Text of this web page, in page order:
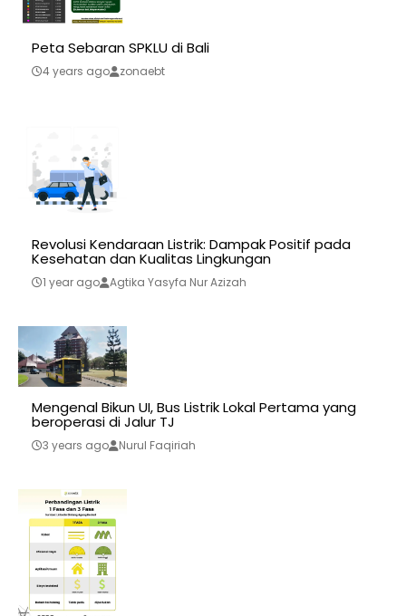
Peta Sebaran SPKLU di Bali
4 years ago zonaebt
Revolusi Kendaraan Listrik: Dampak Positif pada
Kesehatan dan Kualitas Lingkungan
1 year ago Agtika Yasyfa Nur Azizah
Mengenal Bikun UI, Bus Listrik Lokal Pertama yang
beroperasi di Jalur TJ
3 years ago Nurul Faqiriah